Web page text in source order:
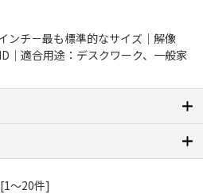
ンチ－最も標準的なサイズ｜解像
｜適合用途：デスクワーク、一般家
[1～20件]